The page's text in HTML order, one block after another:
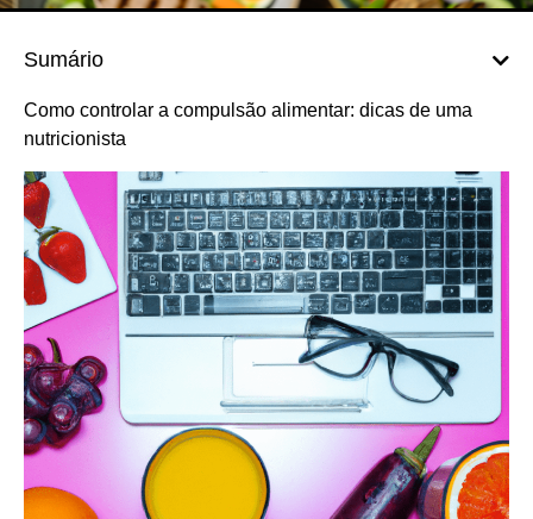
Sumário
Como controlar a compulsão alimentar: dicas de uma
nutricionista